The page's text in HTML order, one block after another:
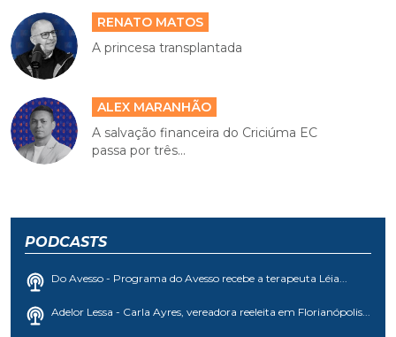
RENATO MATOS
A princesa transplantada
ALEX MARANHÃO
A salvação financeira do Criciúma EC
passa por três...
PODCASTS
Do Avesso - Programa do Avesso recebe a terapeuta Léia...
Adelor Lessa - Carla Ayres, vereadora reeleita em Florianópolis...